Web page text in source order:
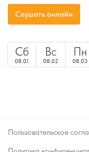
Слушать онлайн
Сб
08.01
Вс
08.02
Пн
08.03
Пользовательское